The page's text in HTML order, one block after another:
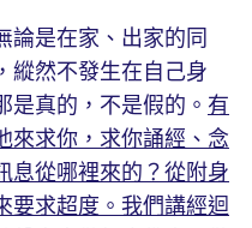
是在家、出家的同
縱然不發生在自己身
是真的，不是假的。 有
來求你，求你誦經、念
息從哪裡來的？從附身
要求超度。我們講經迴